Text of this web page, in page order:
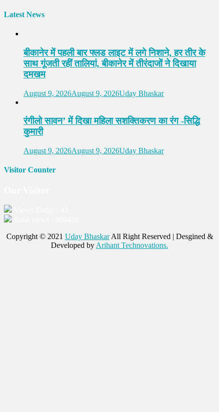
Latest News
बीकानेर में पहली बार फ्लड लाइट में लगे निशाने, हर तीर के
साथ गूंजती रहीं तालियां, बीकानेर में तीरंदाजों ने दिखाया
दमखम
August 9, 2026August 9, 2026Uday Bhaskar
रंगीलो सावन’ में दिखा महिला सशक्तिकरण का रंग -सिद्धि
कुमारी
August 9, 2026August 9, 2026Uday Bhaskar
Visitor Counter
Copyright © 2021 Uday BhaskarAll Right Reserved | Desgined &
Developed by Arihant Technovations.